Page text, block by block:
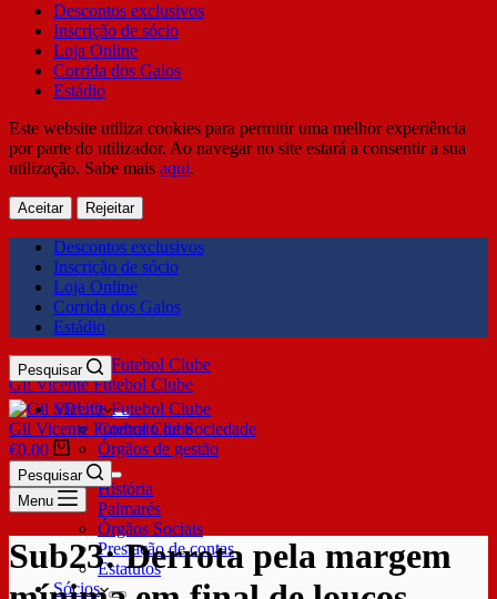
Descontos exclusivos
Inscrição de sócio
Loja Online
Corrida dos Galos
Estádio
Este website utiliza cookies para permitir uma melhor experiência
por parte do utilizador. Ao navegar no site estará a consentir a sua
utilização. Sabe mais aqui.
Aceitar Rejeitar
Descontos exclusivos
Inscrição de sócio
Loja Online
Corrida dos Galos
Estádio
Gil Vicente Futebol Clube
Pesquisar
SDUQ
Contrato de Sociedade
Órgãos de gestão
Clube
História
Palmarés
Órgãos Sociais
Prestação de contas
Estatutos
Sócios
Gil Vicente Futebol Clube
€0,00
Pesquisar
Menu
Sub23: Derrota pela margem